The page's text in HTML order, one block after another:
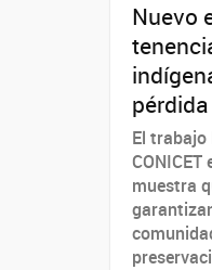
Nuevo
El trabajo
CONICET
muestra